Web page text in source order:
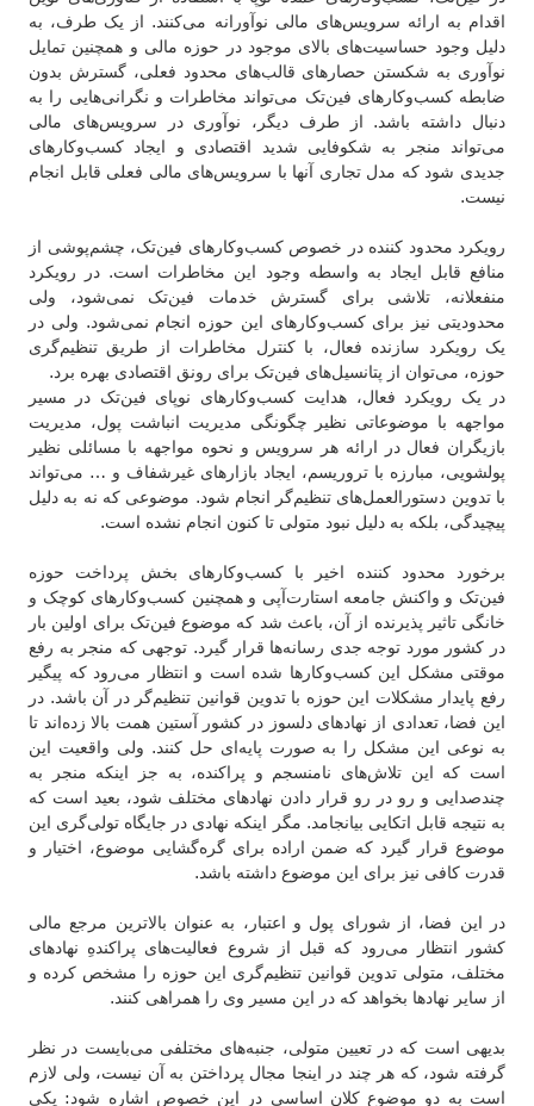
اقدام به ارائه سرویس‌های مالی نوآورانه می‌کنند. از یک طرف، به
دلیل وجود حساسیت‌های بالای موجود در حوزه مالی و همچنین تمایل
نوآوری به شکستن حصارهای قالب‌های محدود فعلی، گسترش بدون
ضابطه کسب‌وکارهای فین‌تک می‌تواند مخاطرات و نگرانی‌هایی را به
دنبال داشته باشد. از طرف دیگر، نوآوری‌ در سرویس‌های مالی
می‌تواند منجر به شکوفایی شدید اقتصادی و ایجاد کسب‌وکارهای
جدیدی شود که مدل تجاری آنها با سرویس‌های مالی فعلی قابل انجام
نیست.
رویکرد محدود کننده در خصوص کسب‌وکارهای فین‌تک، چشم‌پوشی از
منافع قابل ایجاد به واسطه وجود این مخاطرات است. در رویکرد
منفعلانه، تلاشی برای گسترش خدمات فین‌تک نمی‌شود، ولی
محدودیتی نیز برای کسب‌وکارهای این حوزه انجام نمی‌شود. ولی در
یک رویکرد سازنده فعال، با کنترل مخاطرات از طریق تنظیم‌گری
حوزه، می‌توان از پتانسیل‌های فین‌تک برای رونق اقتصادی بهره برد.
در یک رویکرد فعال، هدایت کسب‌وکارهای نوپای فین‌تک در مسیر
مواجهه با موضوعاتی نظیر چگونگی مدیریت انباشت پول، مدیریت
بازیگران فعال در ارائه هر سرویس و نحوه مواجهه با مسائلی نظیر
پولشویی، مبارزه با تروریسم، ایجاد بازارهای غیرشفاف و … می‌تواند
با تدوین دستورالعمل‌های تنظیم‌گر انجام شود. موضوعی که نه به دلیل
پیچیدگی، بلکه به دلیل نبود متولی تا کنون انجام نشده است.
برخورد محدود کننده اخیر با کسب‌وکارهای بخش پرداخت حوزه
فین‌تک و واکنش جامعه استارت‌آپی و همچنین کسب‌وکارهای کوچک و
خانگی تاثیر پذیرنده از آن، باعث شد که موضوع فین‌تک برای اولین بار
در کشور مورد توجه جدی رسانه‌ها قرار گیرد. توجهی که منجر به رفع
موقتی مشکل این کسب‌وکارها شده است و انتظار می‌رود که پیگیر
رفع پایدار مشکلات این حوزه با تدوین قوانین تنظیم‌گر در آن باشد. در
این فضا، تعدادی از نهادهای دلسوز در کشور آستین همت بالا زده‌اند تا
به نوعی این مشکل را به صورت پایه‌ای حل کنند. ولی واقعیت این
است که این تلاش‌های نامنسجم و پراکنده، به جز اینکه منجر به
چندصدایی و رو در رو قرار دادن نهادهای مختلف شود، بعید است که
به نتیجه قابل اتکایی بیانجامد. مگر اینکه نهادی در جایگاه تولی‌گری این
موضوع قرار گیرد که ضمن اراده برای گره‌گشایی موضوع، اختیار و
قدرت کافی نیز برای این موضوع داشته باشد.
در این فضا، از شورای پول و اعتبار،‌ به عنوان بالاترین مرجع مالی
کشور انتظار می‌رود که قبل از شروع فعالیت‌های پراکندهِ نهادهای
مختلف، متولی تدوین قوانین تنظیم‌گری این حوزه را مشخص کرده و
از سایر نهادها بخواهد که در این مسیر وی را همراهی کنند.
بدیهی است که در تعیین متولی، جنبه‌های مختلفی می‌بایست در نظر
گرفته شود، که هر چند در اینجا مجال پرداختن به آن نیست، ولی لازم
است به دو موضوع کلان اساسی در این خصوص اشاره شود: یکی